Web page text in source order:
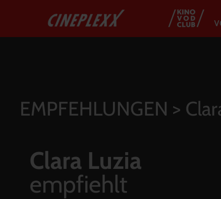
EMPFEHLUNGEN >
Clara Luzia
empfiehlt